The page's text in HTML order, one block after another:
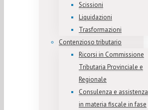
Scissioni
Liquidazioni
Trasformazioni
Contenzioso tributario
Ricorsi in Commissione
Tributaria Provinciale e
Regionale
Consulenza e assistenza
in materia fiscale in fase